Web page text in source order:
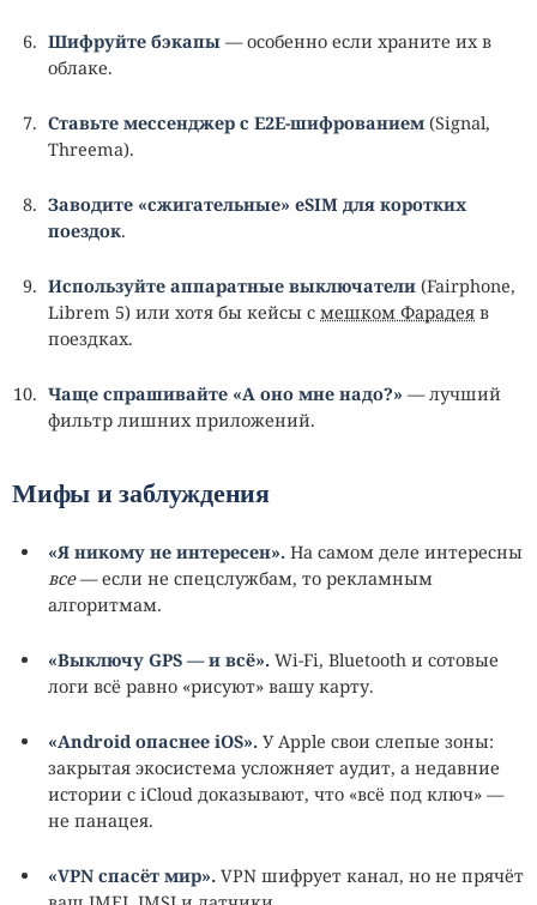
Шифруйте бэкапы — особенно если храните их в
облаке.
Ставьте мессенджер с E2E‑шифрованием (Signal,
Threema).
Заводите «сжигательные» eSIM для коротких
поездок.
Используйте аппаратные выключатели (Fairphone,
Librem 5) или хотя бы кейсы с мешком Фарадея в
поездках.
Чаще спрашивайте «А оно мне надо?» — лучший
фильтр лишних приложений.
Мифы и заблуждения
«Я никому не интересен». На самом деле интересны
все— если не спецслужбам, то рекламным
алгоритмам.
«Выключу GPS — и всё». Wi‑Fi, Bluetooth и сотовые
логи всё равно «рисуют» вашу карту.
«Android опаснее iOS». У Apple свои слепые зоны:
закрытая экосистема усложняет аудит, а недавние
истории с iCloud доказывают, что «всё под ключ» —
не панацея.
«VPN спасёт мир». VPN шифрует канал, но не прячёт